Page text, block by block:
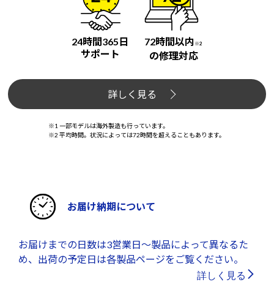
24時間365日
サポート
72時間以内 ※2
の修理対応
詳しく見る
※1 一部モデルは海外製造も行っています。
※2 平均時間。状況によっては72時間を超えることもあります。
お届け納期について
お届けまでの日数は3営業日～製品によって異なるた
め、出荷の予定日は各製品ページをご覧ください。
詳しく見る